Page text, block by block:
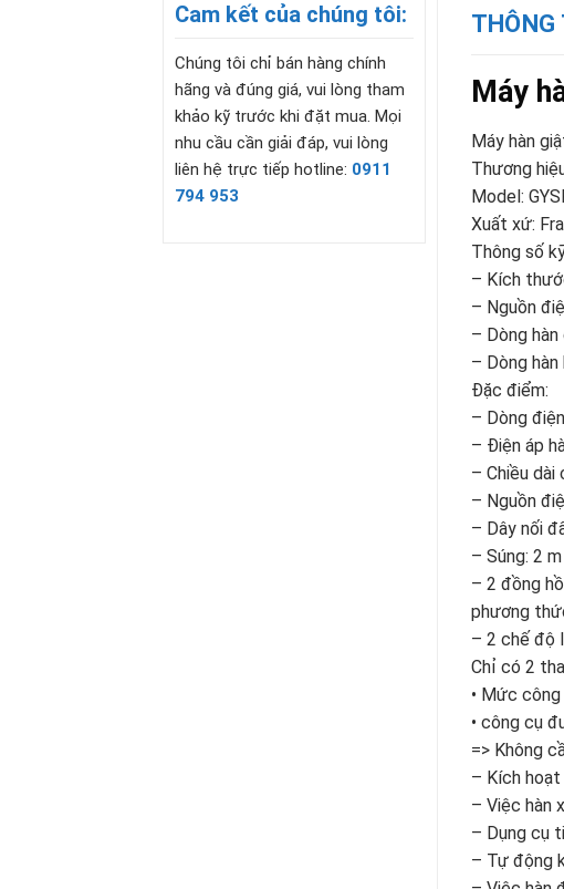
Cam kết của chúng tôi:
Chúng tôi chỉ bán hàng chính
hãng và đúng giá, vui lòng tham
khảo kỹ trước khi đặt mua. Mọi
nhu cầu cần giải đáp, vui lòng
liên hệ trực tiếp hotline: 0911
794 953
Máy
Máy hàn
Thương
Model:
Xuất xứ:
Thông số
– Kích
– Nguồn
– Dòng
– Dòng hàn
Đặc điểm:
– Dòng
– Điện áp
– Chiều dài
– Nguồn
– Dây nối
– Súng: 2
– 2 đồng
phương
– 2 chế độ
Chỉ có 2
• Mức
• công cụ
=> Không
– Kích
– Việc hàn
– Dụng cụ
– Tự động